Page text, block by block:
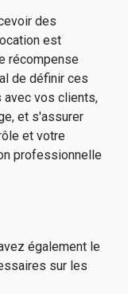
des
est
récompense
de définir ces
vos clients,
et s'assurer
et votre
professionnelle
également le
sur les